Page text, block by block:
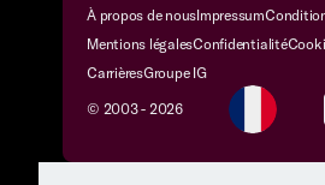
À propos de nousImpressum
Mentions légalesConfidentialité
CarrièresGroupe IG
© 2003 - 2026